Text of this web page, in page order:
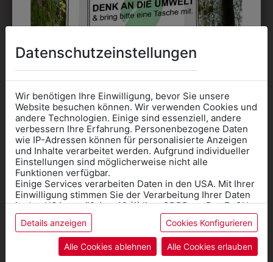
0AWESTE1
KINDERWESTE MIT
SCHULLOGO
€ 58,90
KINDER KAPPE MIT
SCHULLOGO
€ 9,90
Informationen wenn Sie
Kleidung
für die SCHULE
benötigen
Online Shop: Klick auf SCHULE in der
Kategorie und die richtige Schule auswählen.
AnprobeVorort im Geschäft: Termin buchen
Datenschutzeinstellungen
Wir benötigen Ihre Einwilligung, bevor Sie unsere
Website besuchen können. Wir verwenden Cookies und
andere Technologien. Einige sind essenziell, andere
verbessern Ihre Erfahrung. Personenbezogene Daten
wie IP-Adressen können für personalisierte Anzeigen
und Inhalte verarbeitet werden. Aufgrund individueller
Einstellungen sind möglicherweise nicht alle
Funktionen verfügbar.
Einige Services verarbeiten Daten in den USA. Mit Ihrer
Einwilligung stimmen Sie der Verarbeitung Ihrer Daten
in den USA gemäß Art. 49 (1) lit. a GDPR zu. Der EuGH
stuft die USA als Land mit unzureichendem Datenschutz
ein, und es besteht das Risiko, dass US-Behörden
Daten ohne Klagemöglichkeit für Europäer überwachen.
Details anzeigen Cookies Konfigurieren
Alle Cookies ablehnen Alle Cookies erlauben